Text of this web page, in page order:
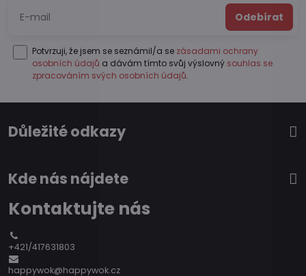
Odebírat
Potvrzuji, že jsem se seznámil/a se zásadami ochrany
osobních údajů a dávám tímto svůj výslovný souhlas se
zpracováním svých osobních údajů.
Důležité odkazy
Kde nás nájdete
Kontaktujte nás
+421/417631803
happywok@happywok.cz